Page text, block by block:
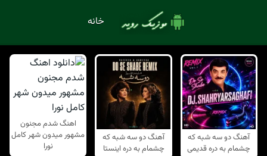
خانه
آهنگ دو سه شبه که
چشمام به دره قدیمی
آهنگ دو سه شبه که
چشمام به دره اینستا
اهنگ شدم مجنون
مشهور میدون شهر کامل
نورا